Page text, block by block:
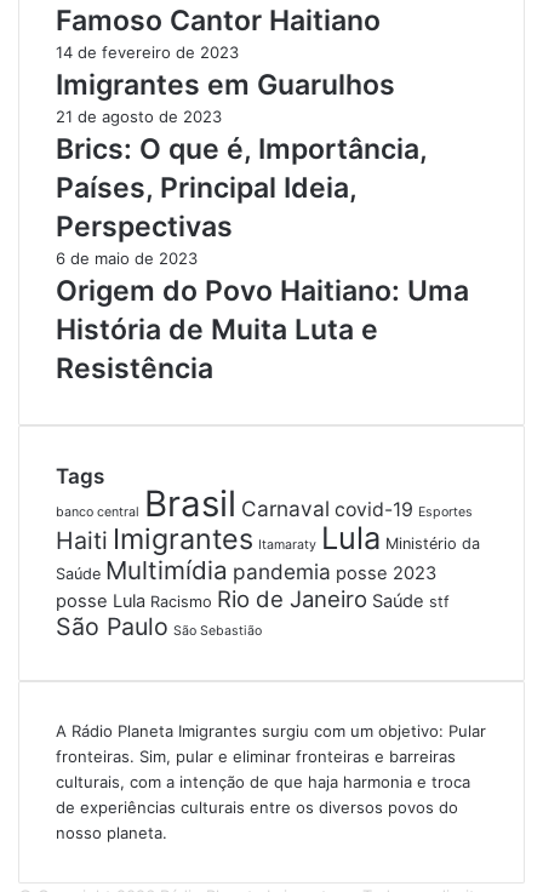
Famoso Cantor Haitiano
14 de fevereiro de 2023
Imigrantes em Guarulhos
21 de agosto de 2023
Brics: O que é, Importância,
Países, Principal Ideia,
Perspectivas
6 de maio de 2023
Origem do Povo Haitiano: Uma
História de Muita Luta e
Resistência
Tags
banco central Brasil Carnaval covid-19 Esportes
Haiti Imigrantes Itamaraty Lula Ministério da
Saúde Multimídia pandemia posse 2023
posse Lula Racismo Rio de Janeiro Saúde stf
São Paulo São Sebastião
A Rádio Planeta Imigrantes surgiu com um objetivo: Pular
fronteiras. Sim, pular e eliminar fronteiras e barreiras
culturais, com a intenção de que haja harmonia e troca
de experiências culturais entre os diversos povos do
nosso planeta.